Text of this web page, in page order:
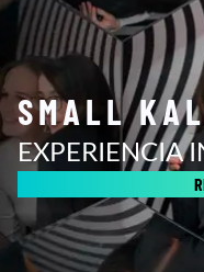
SMALL
EXPERIENCIA